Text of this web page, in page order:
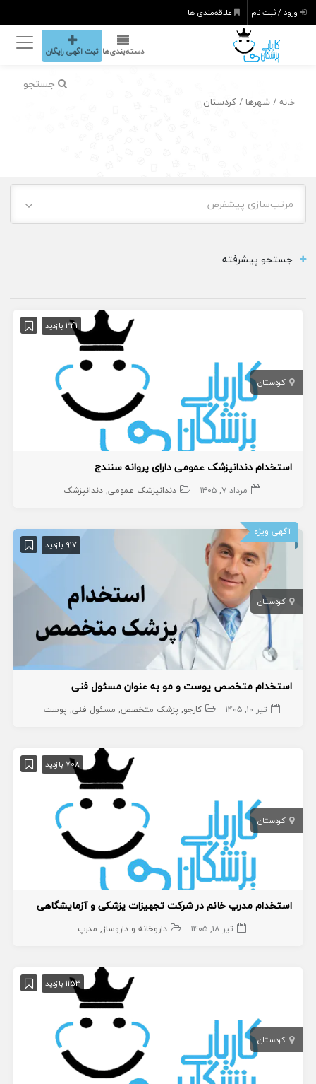
ورود / ثبت نام علاقه‌مندی ها
دسته‌بندی‌ها ثبت اگهی رایگان
جستجو
خانه / شهرها / کردستان
مرتب‌سازی پیشفرض
جستجو پیشرفته
341 بازدید
کردستان
استخدام دندانپزشک عمومی دارای پروانه سنندج
مرداد ۷, ۱۴۰۵ دندانپزشک عمومی دندانپزشک
آگهی ویژه
917 بازدید
کردستان
استخدام متخصص پوست و مو به عنوان مسئول فنی
تیر ۱۰, ۱۴۰۵ کارجو پزشک متخصص مسئول فنی پوست
708 بازدید
کردستان
استخدام مدرپ خانم در شرکت تجهیزات پزشکی و آزمایشگاهی
تیر ۱۸, ۱۴۰۵ داروخانه و داروساز مدرپ
1153 بازدید
کردستان